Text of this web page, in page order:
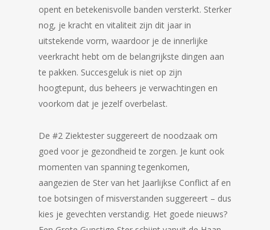
opent en betekenisvolle banden versterkt. Sterker
nog, je kracht en vitaliteit zijn dit jaar in
uitstekende vorm, waardoor je de innerlijke
veerkracht hebt om de belangrijkste dingen aan
te pakken. Succesgeluk is niet op zijn
hoogtepunt, dus beheers je verwachtingen en
voorkom dat je jezelf overbelast.
De #2 Ziektester suggereert de noodzaak om
goed voor je gezondheid te zorgen. Je kunt ook
momenten van spanning tegenkomen,
aangezien de Ster van het Jaarlijkse Conflict af en
toe botsingen of misverstanden suggereert – dus
kies je gevechten verstandig. Het goede nieuws?